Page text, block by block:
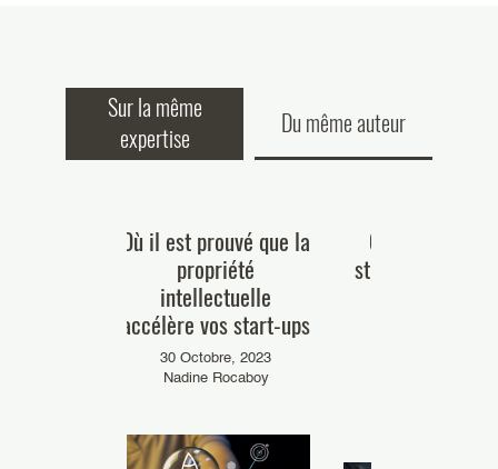
Sur la même
expertise
Du même auteur
Où il est prouvé que la
propriété
intellectuelle
accélère vos start-ups
30 Octobre, 2023
Nadine Rocaboy
Consolidez
stratégie de PI